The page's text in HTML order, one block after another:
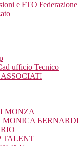
e FTO Federazione
ufficio Tecnico
MONZA
MONICA BERNARDI
TALENT